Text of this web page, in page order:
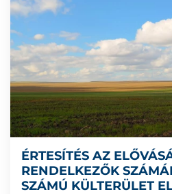
ÉRTESÍTÉS AZ
RENDELKEZŐK
SZÁMÚ KÜLTERÜLET